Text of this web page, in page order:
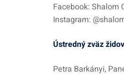
Facebook: Shalom
Instagram:
Ústredný zväz
Petra Barkányi,